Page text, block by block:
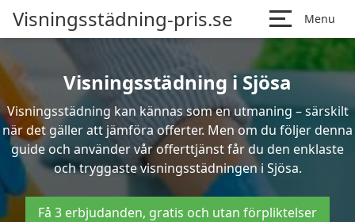
Visningsstädning-pris.se Menu
Visningsstädning i Sjösa
Visningsstädning kan kännas som en utmaning – särskilt
när det gäller att jämföra offerter. Men om du följer denna
guide och använder vår offerttjänst får du den enklaste
och tryggaste visningsstädningen i Sjösa.
Få 3 erbjudanden, gratis och utan förpliktelser